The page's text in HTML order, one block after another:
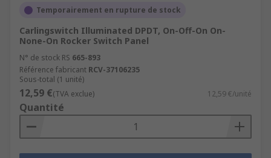
Temporairement en rupture de stock
Carlingswitch Illuminated DPDT, On-Off-On On-
None-On Rocker Switch Panel
N° de stock RS 665-893
Référence fabricant RCV-37106235
Sous-total (1 unité)
12,59 €(TVA exclue) 12,59 €/unité
Quantité